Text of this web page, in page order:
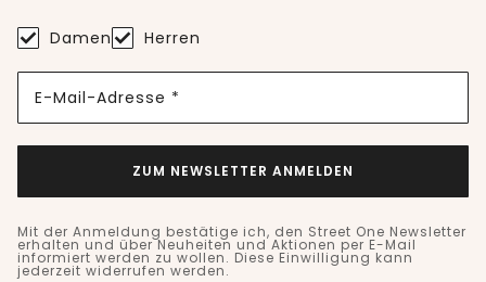
Damen Herren
E-Mail-Adresse *
ZUM NEWSLETTER ANMELDEN
Mit der Anmeldung bestätige ich, den Street One Newsletter
erhalten und über Neuheiten und Aktionen per E-Mail
informiert werden zu wollen. Diese Einwilligung kann
jederzeit widerrufen werden.